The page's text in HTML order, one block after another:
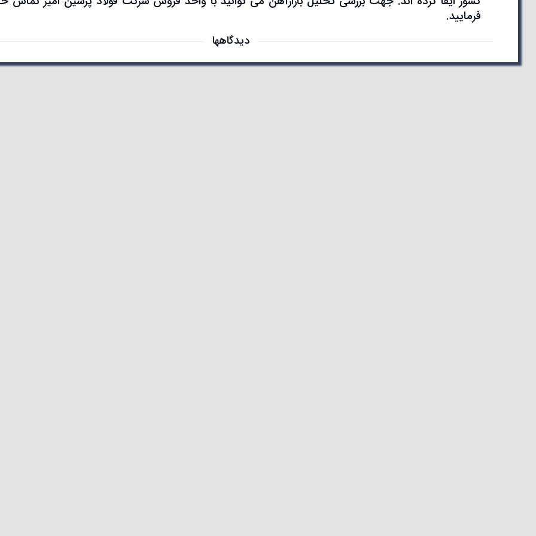
فرمایید.
دیدگاهها